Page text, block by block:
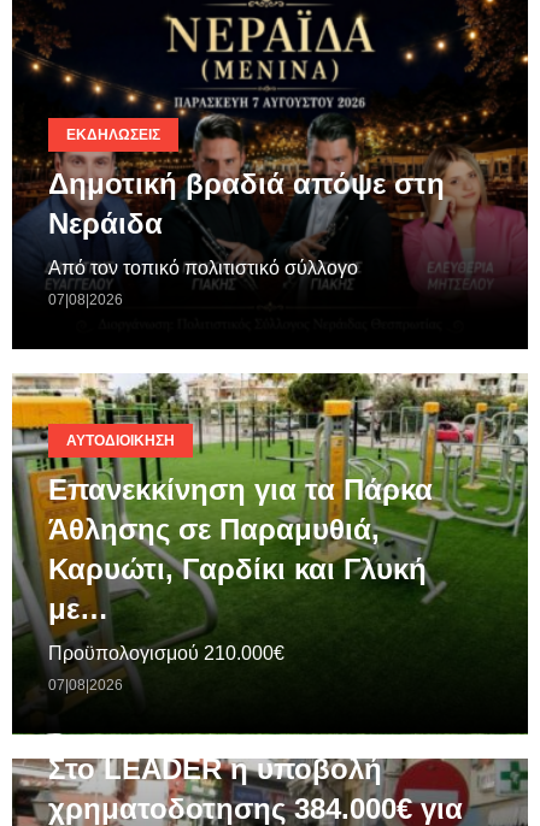
ΕΚΔΗΛΏΣΕΙΣ
Δημοτική βραδιά απόψε στη
Νεράιδα
Από τον τοπικό πολιτιστικό σύλλογο
07|08|2026
ΑΥΤΟΔΙΟΊΚΗΣΗ
Επανεκκίνηση για τα Πάρκα
Άθλησης σε Παραμυθιά,
Καρυώτι, Γαρδίκι και Γλυκή
με…
Προϋπολογισμού 210.000€
07|08|2026
Στο LEADER η υποβολή
χρηματοδοτησης 384.000€ για